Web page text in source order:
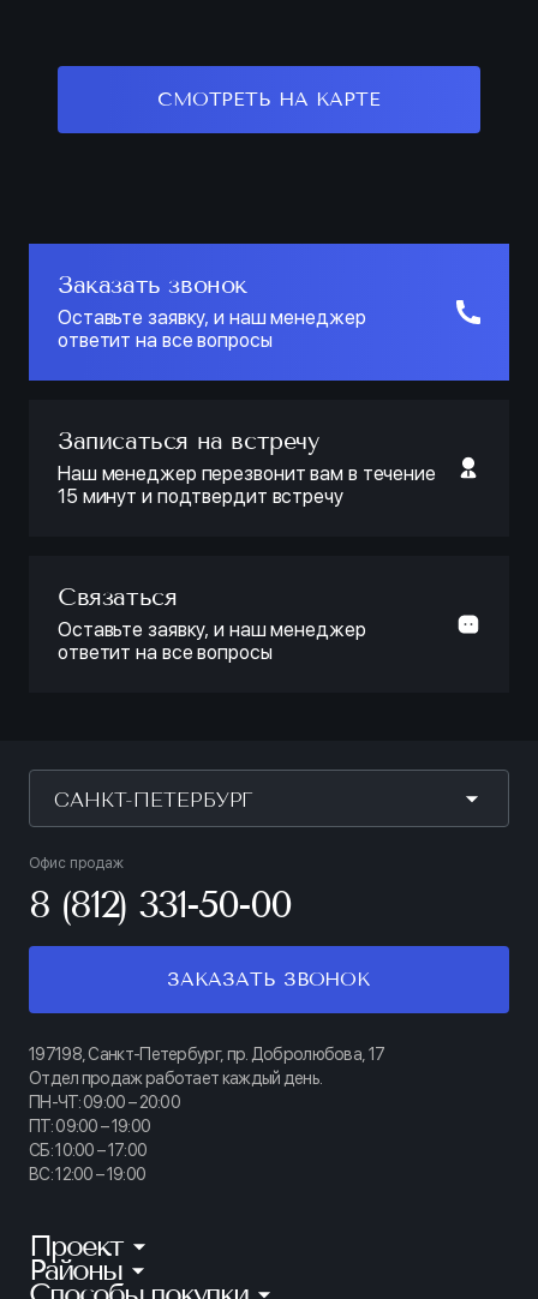
СМОТРЕТЬ НА КАРТЕ
Заказать звонок
Оставьте заявку, и наш менеджер
ответит на все вопросы
Записаться на встречу
Наш менеджер перезвонит вам в течение
15 минут и подтвердит встречу
Связаться
Оставьте заявку, и наш менеджер
ответит на все вопросы
САНКТ-ПЕТЕРБУРГ
Офис продаж
8 (812) 331-50-00
ЗАКАЗАТЬ ЗВОНОК
197198, Санкт-Петербург, пр. Добролюбова, 17
Отдел продаж работает каждый день.
ПН-ЧТ: 09:00 – 20:00
ПТ: 09:00 – 19:00
СБ: 10:00 – 17:00
ВС: 12:00 – 19:00
Проект
КИНОПАРК
Районы
Калининский